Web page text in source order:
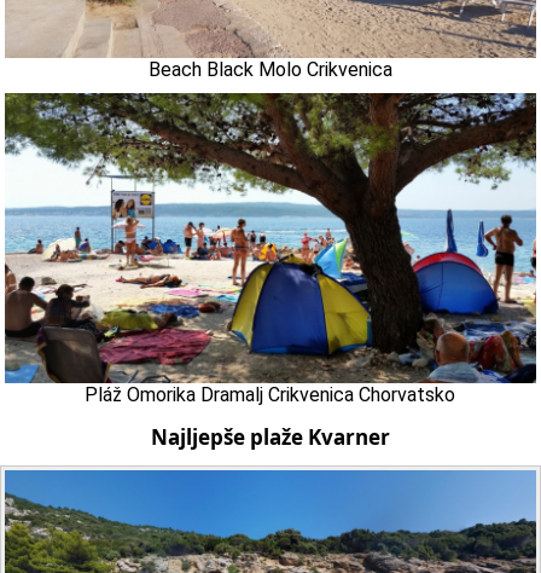
Beach Black Molo Crikvenica
Pláž Omorika Dramalj Crikvenica Chorvatsko
Najljepše plaže Kvarner